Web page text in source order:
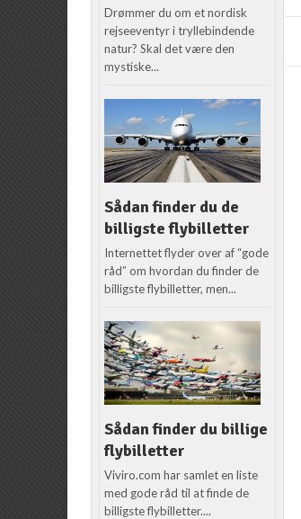
Drømmer du om et nordisk
rejseeventyr i tryllebindende
natur? Skal det være den
mystiske...
Sådan finder du de
billigste flybilletter
Internettet flyder over af “gode
råd” om hvordan du finder de
billigste flybilletter, men...
Sådan finder du billige
flybilletter
Viviro.com har samlet en liste
med gode råd til at finde de
billigste flybilletter....